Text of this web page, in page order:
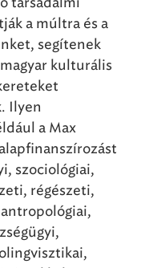
a múltra és a
segítenek
kulturális
Ilyen
a Max
szociológiai,
régészeti,